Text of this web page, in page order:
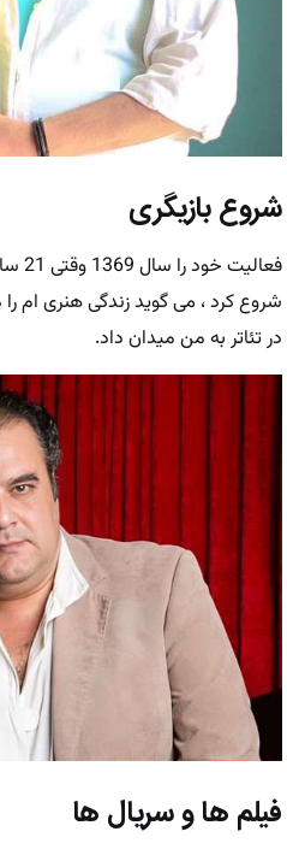
شروع بازیگری
شروع کرد ، می گوید زندگی هنری
در تئاتر به من میدان داد.
فیلم ها و سریال ها